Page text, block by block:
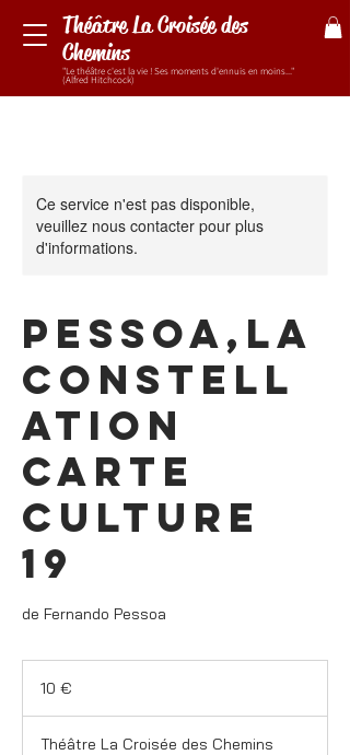
Théâtre La Croisée des
Chemins
"Le théâtre c'est la vie ! Ses moments d'ennuis en moins..."
(Alfred Hitchcock)
Ce service n'est pas disponible,
veuillez nous contacter pour plus
d'informations.
PESSOA,LA
CONSTELL
ATION
Carte
culture
19
de Fernando Pessoa
10 €
Théâtre La Croisée des Chemins